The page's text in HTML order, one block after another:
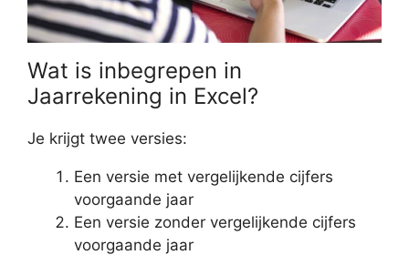
Wat is inbegrepen in
Jaarrekening in Excel?
Je krijgt twee versies:
Een versie met vergelijkende cijfers
voorgaande jaar
Een versie zonder vergelijkende cijfers
voorgaande jaar